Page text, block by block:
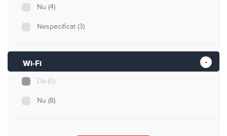
Nu (4)
Nespecificat (3)
Wi-Fi
Da (0)
Nu (8)